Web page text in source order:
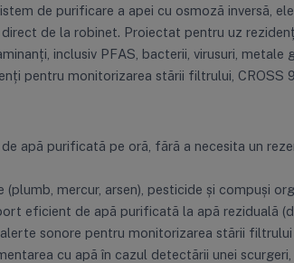
de purificare a apei cu osmoză inversă,
de la robinet. Proiectat pentru uz
inclusiv PFAS, bacterii, virusuri, metale
pentru monitorizarea stării filtrului, CROSS
apă purificată pe oră, fără a necesita un
(plumb, mercur, arsen), pesticide și compuși
eficient de apă purificată la apă reziduală
sonore pentru monitorizarea stării
cu apă în cazul detectării unei